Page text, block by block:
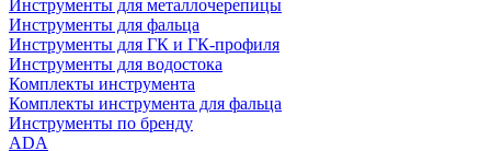
Инструменты для металлочерепицы
Инструменты для фальца
Инструменты для ГК и ГК-профиля
Инструменты для водостока
Комплекты инструмента
Комплекты инструмента для фальца
Инструменты по бренду
ADA